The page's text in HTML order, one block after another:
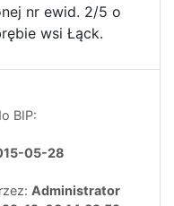
nr ewid. 2/5 o
wsi Łąck.
BIP:
05-28
Administrator